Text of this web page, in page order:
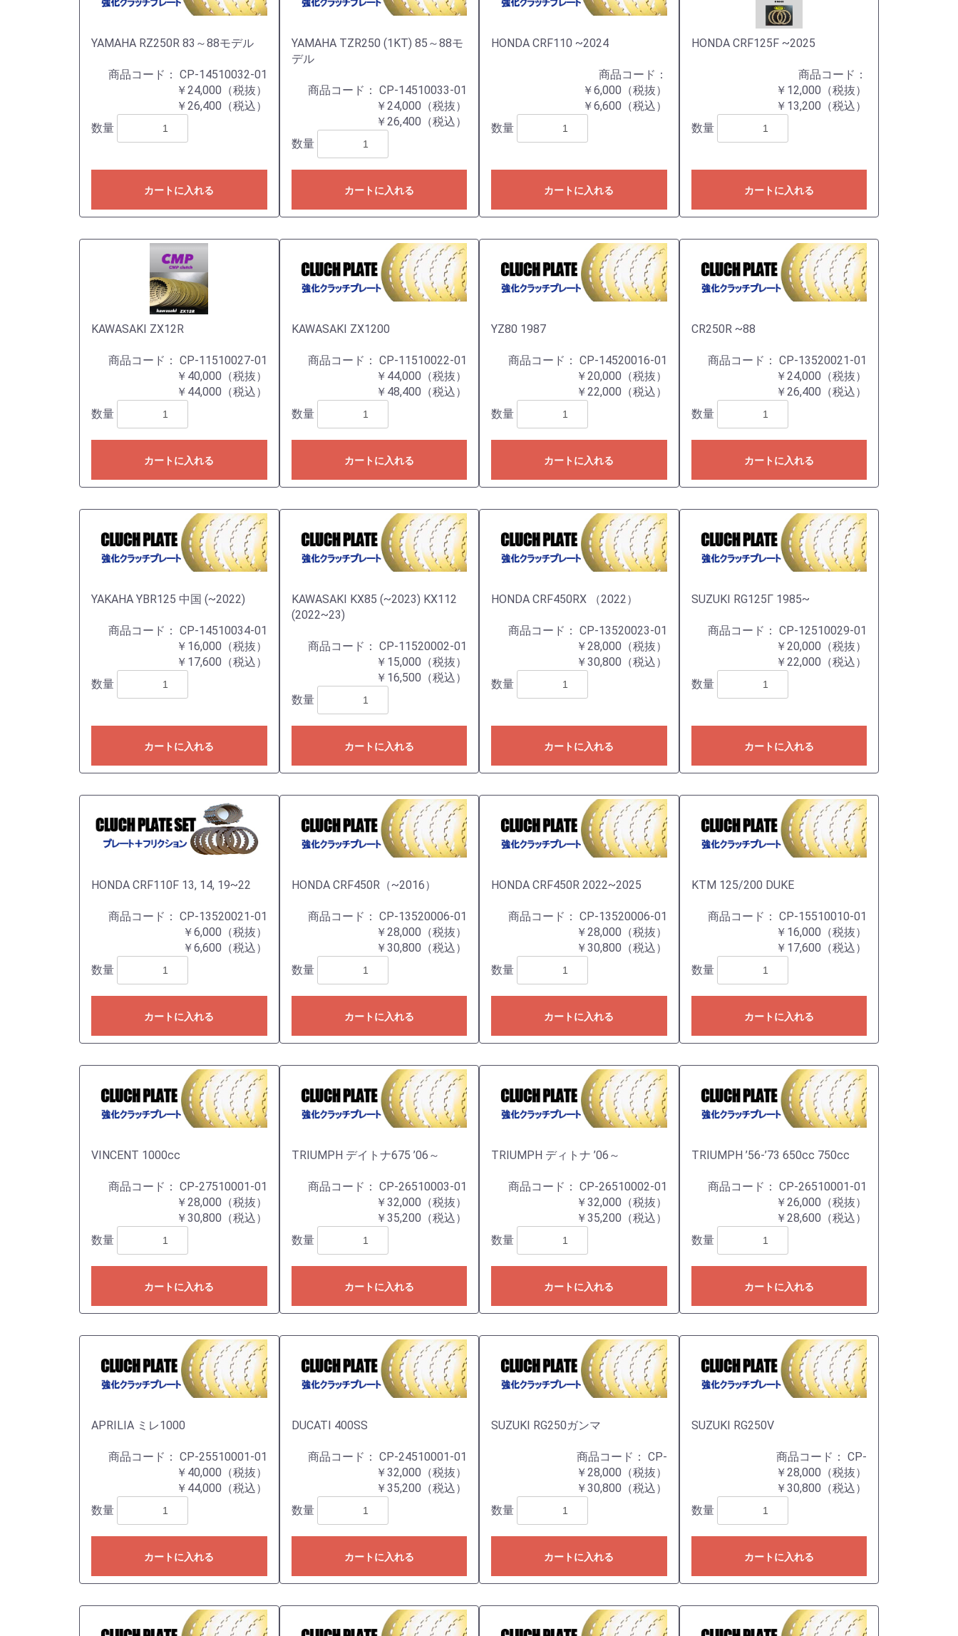
YAMAHA RZ250R 83～88モデル
商品コード： CP-14510032-01
￥24,000（税抜）
￥26,400（税込）
数量
カートに入れる
YAMAHA TZR250 (1KT) 85～88モ
デル
商品コード： CP-14510033-01
￥24,000（税抜）
￥26,400（税込）
数量
カートに入れる
HONDA CRF110 ~2024
商品コード：
￥6,000（税抜）
￥6,600（税込）
数量
カートに入れる
HONDA CRF125F ~2025
商品コード：
￥12,000（税抜）
￥13,200（税込）
数量
カートに入れる
KAWASAKI ZX12R
商品コード： CP-11510027-01
￥40,000（税抜）
￥44,000（税込）
数量
カートに入れる
KAWASAKI ZX1200
商品コード： CP-11510022-01
￥44,000（税抜）
￥48,400（税込）
数量
カートに入れる
YZ80 1987
商品コード： CP-14520016-01
￥20,000（税抜）
￥22,000（税込）
数量
カートに入れる
CR250R ~88
商品コード： CP-13520021-01
￥24,000（税抜）
￥26,400（税込）
数量
カートに入れる
YAKAHA YBR125 中国 (~2022)
商品コード： CP-14510034-01
￥16,000（税抜）
￥17,600（税込）
数量
カートに入れる
KAWASAKI KX85 (~2023) KX112
(2022~23)
商品コード： CP-11520002-01
￥15,000（税抜）
￥16,500（税込）
数量
カートに入れる
HONDA CRF450RX （2022）
商品コード： CP-13520023-01
￥28,000（税抜）
￥30,800（税込）
数量
カートに入れる
SUZUKI RG125Γ 1985~
商品コード： CP-12510029-01
￥20,000（税抜）
￥22,000（税込）
数量
カートに入れる
HONDA CRF110F 13, 14, 19~22
商品コード： CP-13520021-01
￥6,000（税抜）
￥6,600（税込）
数量
カートに入れる
HONDA CRF450R（~2016）
商品コード： CP-13520006-01
￥28,000（税抜）
￥30,800（税込）
数量
カートに入れる
HONDA CRF450R 2022~2025
商品コード： CP-13520006-01
￥28,000（税抜）
￥30,800（税込）
数量
カートに入れる
KTM 125/200 DUKE
商品コード： CP-15510010-01
￥16,000（税抜）
￥17,600（税込）
数量
カートに入れる
VINCENT 1000cc
商品コード： CP-27510001-01
￥28,000（税抜）
￥30,800（税込）
数量
カートに入れる
TRIUMPH デイトナ675 ’06～
商品コード： CP-26510003-01
￥32,000（税抜）
￥35,200（税込）
数量
カートに入れる
TRIUMPH ディトナ ’06～
商品コード： CP-26510002-01
￥32,000（税抜）
￥35,200（税込）
数量
カートに入れる
TRIUMPH ’56-’73 650cc 750cc
商品コード： CP-26510001-01
￥26,000（税抜）
￥28,600（税込）
数量
カートに入れる
APRILIA ミレ1000
商品コード： CP-25510001-01
￥40,000（税抜）
￥44,000（税込）
数量
カートに入れる
DUCATI 400SS
商品コード： CP-24510001-01
￥32,000（税抜）
￥35,200（税込）
数量
カートに入れる
SUZUKI RG250ガンマ
商品コード： CP-
￥28,000（税抜）
￥30,800（税込）
数量
カートに入れる
SUZUKI RG250V
商品コード： CP-
￥28,000（税抜）
￥30,800（税込）
数量
カートに入れる